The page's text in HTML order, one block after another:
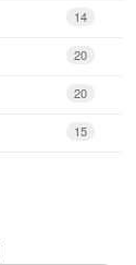
14
20
20
15